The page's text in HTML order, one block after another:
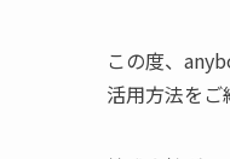
この度、
活用方法をご